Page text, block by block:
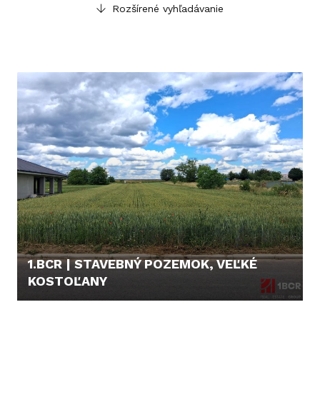
Rozšírené vyhľadávanie
1.BCR | STAVEBNÝ POZEMOK, VEĽKÉ
KOSTOĽANY